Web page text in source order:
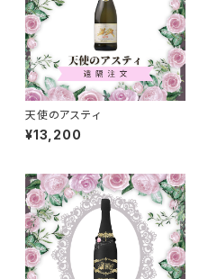
天使のアスティ
¥13,200